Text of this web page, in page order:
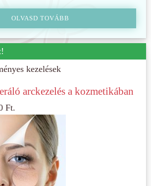
OLVASD TOVÁBB
kezelések
arckezelés a kozmetikában
Ft.